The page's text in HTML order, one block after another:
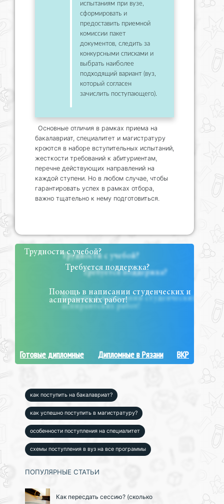
испытаниям при вузе,
сформировать и
предоставить приемной
комиссии пакет
документов, следить за
конкурсными списками и
выбрать наиболее
подходящий вариант (вуз,
который согласен
зачислить поступающего).
Основные отличия в рамках приема на
бакалавриат, специалитет и магистратуру
кроются в наборе вступительных испытаний,
жесткости требований к абитуриентам,
перечне действующих направлений на
каждой ступени. Но в любом случае, чтобы
гарантировать успех в рамках отбора,
важно тщательно к нему подготовиться.
Трудности с учебой?
Требуется поддержка?
Помощь в написании студенческих и
аспирантских работ!
Готовые дипломные Дипломные в Рязани ВКР
как поступить на бакалавриат?
как успешно поступить в магистратуру?
особенности поступления на специалитет
схемы поступления в вуз на все программы
ПОПУЛЯРНЫЕ СТАТЬИ
Как пересдать сессию? (сколько